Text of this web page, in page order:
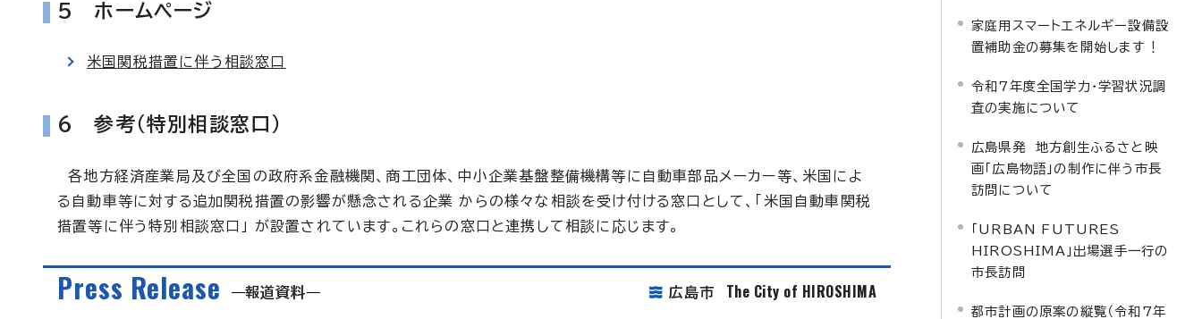
5 ホームページ
米国関税措置に伴う相談窓口
6 参考（特別相談窓口）
各地方経済産業局及び全国の政府系金融機関、商工団体、中小企業基盤整備機構等に自動車部品メーカー等、米国によ
る自動車等に対する追加関税措置の影響が懸念される企業 からの様々な相談を受け付ける窓口として、「米国自動車関税
措置等に伴う特別相談窓口」 が設置されています。これらの窓口と連携して相談に応じます。
Press Release 報道資料 広島市 The City of HIROSHIMA
家庭用スマートエネルギー設備設
置補助金の募集を開始します！
令和7年度全国学力・学習状況調
査の実施について
広島県発 地方創生ふるさと映
画「広島物語」の制作に伴う市長
訪問について
「URBAN FUTURES
HIROSHIMA」出場選手一行の
市長訪問
都市計画の原案の縦覧（令和7年